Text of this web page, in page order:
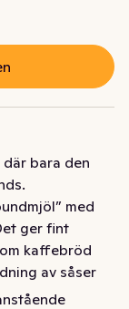
bara den
med
ger fint
kaffebröd
av såser